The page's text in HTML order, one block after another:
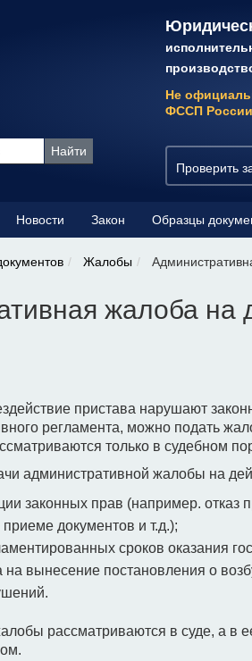
Не
ФССП России
Проверить
Новости Закон Образцы
Жалобы
жалоба на
пристава нарушают
регламента, можно подать
только в судебном
административной жалобы на
законных прав (например.
документов и т.д.);
сроков оказания
на вынесение постановления о
рассматриваются в суде, а в